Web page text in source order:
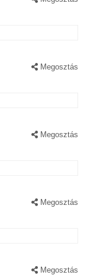
Megosztás
Megosztás
Megosztás
Megosztás